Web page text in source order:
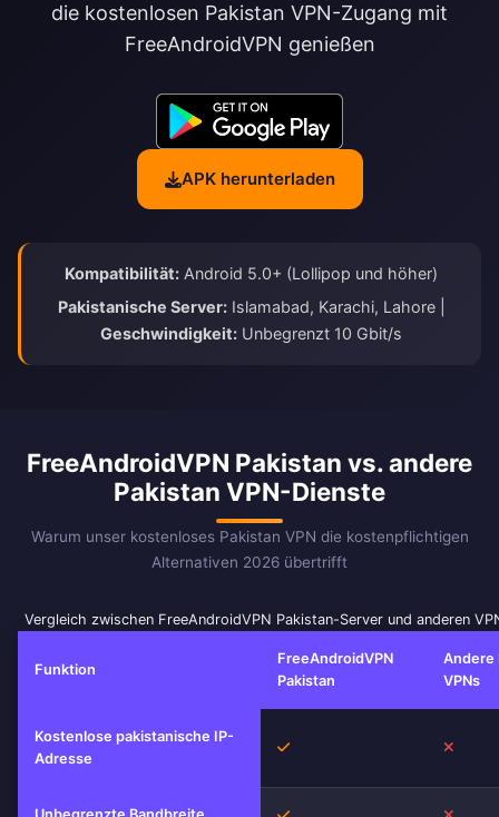
die kostenlosen Pakistan VPN-Zugang mit
FreeAndroidVPN genießen
APK herunterladen
Kompatibilität: Android 5.0+ (Lollipop und höher)
Pakistanische Server:Islamabad, Karachi, Lahore |
Geschwindigkeit: Unbegrenzt 10 Gbit/s
FreeAndroidVPN Pakistan vs. andere
Pakistan VPN-Dienste
Warum unser kostenloses Pakistan VPN die kostenpflichtigen
Alternativen 2026 übertrifft
Vergleich zwischen FreeAndroidVPN Pakistan-Server und anderen
Funktion
FreeAndroidVPN
Pakistan
Andere
VPNs
Kostenlose pakistanische IP-
Adresse
Ja